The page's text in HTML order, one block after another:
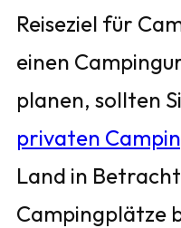
Reiseziel für
einen
planen, sollten
privaten
Land in
Campingplätze